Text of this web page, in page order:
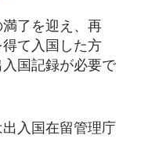
了を迎え、再
て入国した方
国記録が必要で
入国在留管理庁